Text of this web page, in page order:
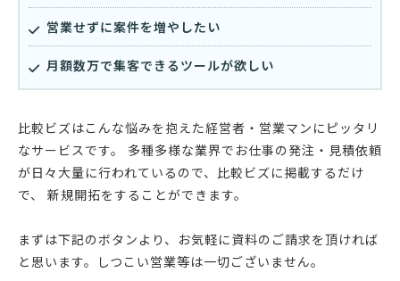
営業せずに案件を増やしたい
月額数万で集客できるツールが欲しい
比較ビズはこんな悩みを抱えた経営者・営業マンにピッタリ
なサービスです。 多種多様な業界でお仕事の発注・見積依頼
が日々大量に行われているので、比較ビズに掲載するだけ
で、 新規開拓をすることができます。
まずは下記のボタンより、お気軽に資料のご請求を頂ければ
と思います。しつこい営業等は一切ございません。